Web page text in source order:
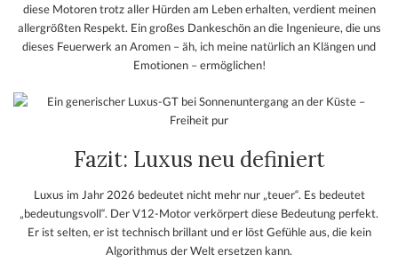
diese Motoren trotz aller Hürden am Leben erhalten, verdient meinen
allergrößten Respekt. Ein großes Dankeschön an die Ingenieure, die uns
dieses Feuerwerk an Aromen – äh, ich meine natürlich an Klängen und
Emotionen – ermöglichen!
Fazit: Luxus neu definiert
Luxus im Jahr 2026 bedeutet nicht mehr nur „teuer“. Es bedeutet
„bedeutungsvoll“. Der V12-Motor verkörpert diese Bedeutung perfekt.
Er ist selten, er ist technisch brillant und er löst Gefühle aus, die kein
Algorithmus der Welt ersetzen kann.